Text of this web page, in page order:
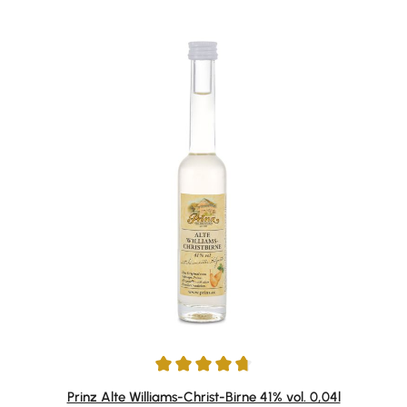
Durchschnittliche Bewertung von 4.75 von 5 Sternen
Prinz Alte Williams-Christ-Birne 41% vol. 0,04l